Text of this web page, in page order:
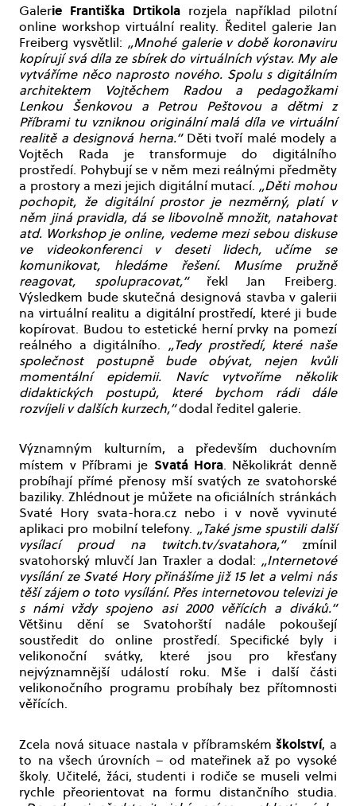
Galerie Františka Drtikola rozjela například pilotní
online workshop virtuální reality. Ředitel galerie Jan
Freiberg vysvětlil: „Mnohé galerie v době koronaviru
kopírují svá díla ze sbírek do virtuálních výstav. My ale
vytváříme něco naprosto nového. Spolu s digitálním
architektem Vojtěchem Radou a pedagožkami
Lenkou Šenkovou a Petrou Peštovou a dětmi z
Příbrami tu vzniknou originální malá díla ve virtuální
realitě a designová herna.“ Děti tvoří malé modely a
Vojtěch Rada je transformuje do digitálního
prostředí. Pohybují se v něm mezi reálnými předměty
a prostory a mezi jejich digitální mutací. „Děti mohou
pochopit, že digitální prostor je nezměrný, platí v
něm jiná pravidla, dá se libovolně množit, natahovat
atd. Workshop je online, vedeme mezi sebou diskuse
ve videokonferenci v deseti lidech, učíme se
komunikovat, hledáme řešení. Musíme pružně
reagovat, spolupracovat,“řekl Jan Freiberg.
Výsledkem bude skutečná designová stavba v galerii
na virtuální realitu a digitální prostředí, které ji bude
kopírovat. Budou to estetické herní prvky na pomezí
reálného a digitálního. „Tedy prostředí, které naše
společnost postupně bude obývat, nejen kvůli
momentální epidemii. Navíc vytvoříme několik
didaktických postupů, které bychom rádi dále
rozvíjeli v dalších kurzech,“dodal ředitel galerie.
Významným kulturním, a především duchovním
místem v Příbrami je Svatá Hora. Několikrát denně
probíhají přímé přenosy mší svatých ze svatohorské
baziliky. Zhlédnout je můžete na oficiálních stránkách
Svaté Hory svata-hora.cz nebo i v nově vyvinuté
aplikaci pro mobilní telefony. „Také jsme spustili další
vysílací proud na twitch.tv/svatahora,“zmínil
svatohorský mluvčí Jan Traxler a dodal: „Internetové
vysílání ze Svaté Hory přinášíme již 15 let a velmi nás
těší zájem o toto vysílání. Přes internetovou televizi je
s námi vždy spojeno asi 2000 věřících a diváků.“
Většinu dění se Svatohorští nadále pokoušejí
soustředit do online prostředí. Specifické byly i
velikonoční svátky, které jsou pro křesťany
nejvýznamnější událostí roku. Mše i další části
velikonočního programu probíhaly bez přítomnosti
věřících.
Zcela nová situace nastala v příbramskémškolství, a
to na všech úrovních – od mateřinek až po vysoké
školy. Učitelé, žáci, studenti i rodiče se museli velmi
rychle přeorientovat na formu distančního studia.